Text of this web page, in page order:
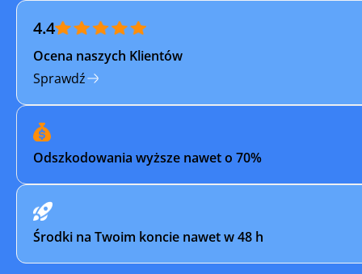
Włocławek
4.4
Ocena naszych Klientów
Sprawdź
Odszkodowania wyższe nawet o 70%
Środki na Twoim koncie nawet w 48 h